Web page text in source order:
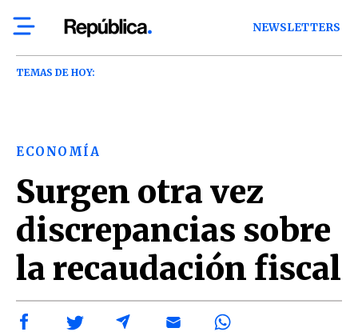
NEWSLETTERS
TEMAS DE HOY:
ECONOMÍA
Surgen otra vez
discrepancias sobre
la recaudación fiscal